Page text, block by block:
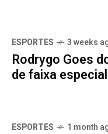
ESPORTES 3 weeks
Rodrygo Goes
de faixa
ESPORTES 1 month